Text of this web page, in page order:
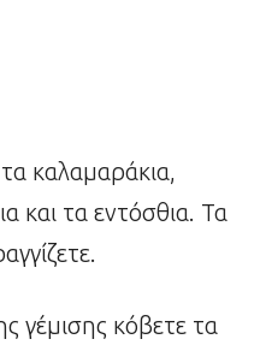
καλαμαράκια,
και τα εντόσθια. Τα
γέμισης κόβετε τα